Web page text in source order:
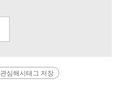
관심해시태그 저장